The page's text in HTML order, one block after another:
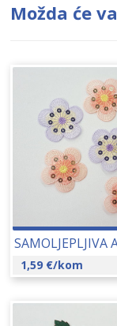
Možda će
1,59 €/kom